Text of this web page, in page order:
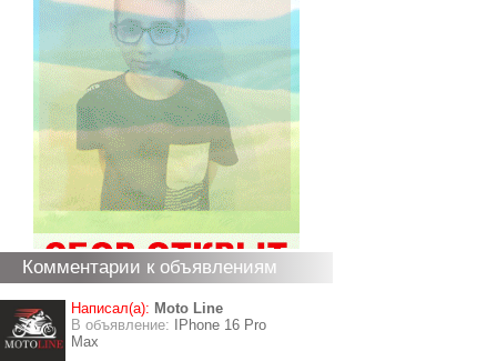
Комментарии к объявлениям
Написал(а): Moto Line
В объявление:
IPhone 16 Pro
Max